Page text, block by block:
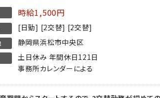
時給1,500円
[日勤] [2交替] [2交替]
静岡県浜松市中央区
土日休み 年間休日121日
事務所カレンダーによる